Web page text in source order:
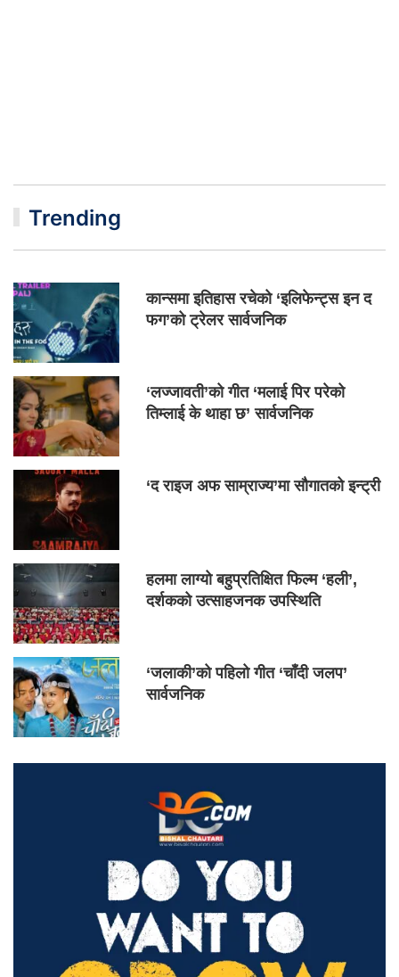
Trending
कान्समा इतिहास रचेको ‘इलिफेन्ट्स इन द
फग’को ट्रेलर सार्वजनिक
‘लज्जावती’को गीत ‘मलाई पिर परेको
तिम्लाई के थाहा छ’ सार्वजनिक
‘द राइज अफ साम्राज्य’मा सौगातको इन्ट्री
हलमा लाग्यो बहुप्रतिक्षित फिल्म ‘हली’,
दर्शकको उत्साहजनक उपस्थिति
‘जलाकी’को पहिलो गीत ‘चाँदी जलप’
सार्वजनिक